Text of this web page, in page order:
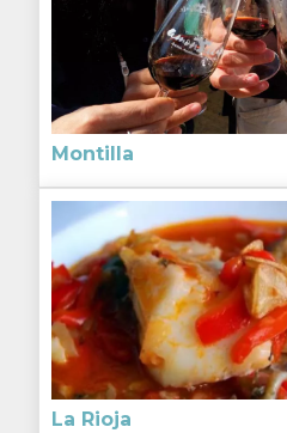
Montilla
La Rioja